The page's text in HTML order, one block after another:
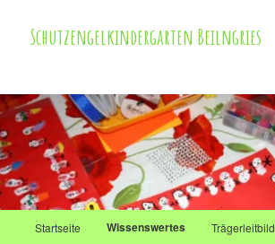
Schutzengelkindergarten Beilngries
Startseite Wissenswertes Trägerleitbild